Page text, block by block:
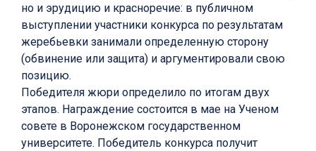
но и эрудицию и красноречие: в публичном
выступлении участники конкурса по результатам
жеребьевки занимали определенную сторону
(обвинение или защита) и аргументировали свою
позицию.
Победителя жюри определило по итогам двух
этапов. Награждение состоится в мае на Ученом
совете в Воронежском государственном
университете. Победитель конкурса получит